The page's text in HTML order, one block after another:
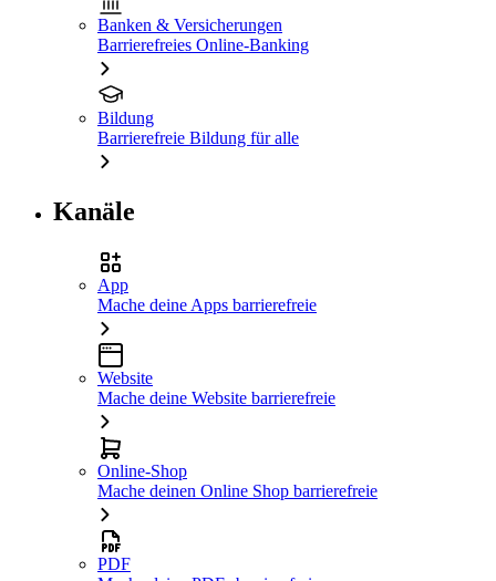
Banken & Versicherungen
Barrierefreies Online-Banking
Bildung
Barrierefreie Bildung für alle
Kanäle
App
Mache deine Apps barrierefreie
Website
Mache deine Website barrierefreie
Online-Shop
Mache deinen Online Shop barrierefreie
PDF